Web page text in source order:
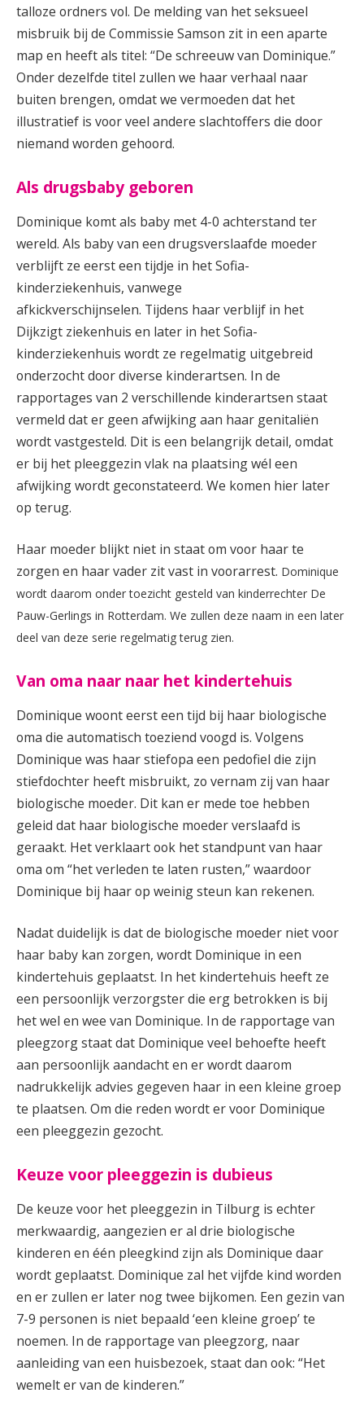
talloze ordners vol. De melding van het seksueel
misbruik bij de Commissie Samson zit in een aparte
map en heeft als titel: “De schreeuw van Dominique.”
Onder dezelfde titel zullen we haar verhaal naar
buiten brengen, omdat we vermoeden dat het
illustratief is voor veel andere slachtoffers die door
niemand worden gehoord.
Als drugsbaby geboren
Dominique komt als baby met 4-0 achterstand ter
wereld. Als baby van een drugsverslaafde moeder
verblijft ze eerst een tijdje in het Sofia-
kinderziekenhuis, vanwege
afkickverschijnselen. Tijdens haar verblijf in het
Dijkzigt ziekenhuis en later in het Sofia-
kinderziekenhuis wordt ze regelmatig uitgebreid
onderzocht door diverse kinderartsen. In de
rapportages van 2 verschillende kinderartsen staat
vermeld dat er geen afwijking aan haar genitaliën
wordt vastgesteld. Dit is een belangrijk detail, omdat
er bij het pleeggezin vlak na plaatsing wél een
afwijking wordt geconstateerd. We komen hier later
op terug.
Haar moeder blijkt niet in staat om voor haar te
zorgen en haar vader zit vast in voorarrest. Dominique
wordt daarom onder toezicht gesteld van kinderrechter De
Pauw-Gerlings in Rotterdam. We zullen deze naam in een later
deel van deze serie regelmatig terug zien.
Van oma naar naar het kindertehuis
Dominique woont eerst een tijd bij haar biologische
oma die automatisch toeziend voogd is. Volgens
Dominique was haar stiefopa een pedofiel die zijn
stiefdochter heeft misbruikt, zo vernam zij van haar
biologische moeder. Dit kan er mede toe hebben
geleid dat haar biologische moeder verslaafd is
geraakt. Het verklaart ook het standpunt van haar
oma om “het verleden te laten rusten,” waardoor
Dominique bij haar op weinig steun kan rekenen.
Nadat duidelijk is dat de biologische moeder niet voor
haar baby kan zorgen, wordt Dominique in een
kindertehuis geplaatst. In het kindertehuis heeft ze
een persoonlijk verzorgster die erg betrokken is bij
het wel en wee van Dominique. In de rapportage van
pleegzorg staat dat Dominique veel behoefte heeft
aan persoonlijk aandacht en er wordt daarom
nadrukkelijk advies gegeven haar in een kleine groep
te plaatsen. Om die reden wordt er voor Dominique
een pleeggezin gezocht.
Keuze voor pleeggezin is dubieus
De keuze voor het pleeggezin in Tilburg is echter
merkwaardig, aangezien er al drie biologische
kinderen en één pleegkind zijn als Dominique daar
wordt geplaatst. Dominique zal het vijfde kind worden
en er zullen er later nog twee bijkomen. Een gezin van
7-9 personen is niet bepaald ‘een kleine groep’ te
noemen. In de rapportage van pleegzorg, naar
aanleiding van een huisbezoek, staat dan ook: “Het
wemelt er van de kinderen.”